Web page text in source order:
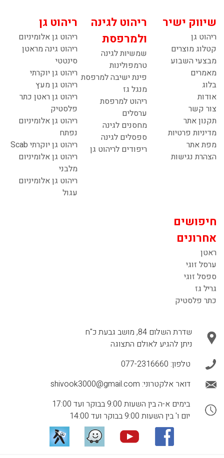
שיווק ישיר
ריהוט גן
קטלוג מוצרים
מבצעי השבוע
מאמרים
בלוג
אודות
צור קשר
תקנון אתר
מדיניות פרטיות
מפת אתר
הצהרת נגישות
ריהוט לגינה
ולמרפסת
שמשיות לגינה
טרמפולינות
פינת ישיבה למרפסת
מנגל גז
ריהוט למרפסת
ערסלים
מחסנים לגינה
ספסלים לגינה
ריפודים לריהוט גן
ריהוט גן
ריהוט גן אלומיניום
ריהוט גינה מראטן
סינטטי
ריהוט גן יוקרתי
ריהוט גן מעץ
ריהוט גן ראטן כתר
פלסטיק
ריהוט גן אלומיניום
נפתח
ריהוט גן יוקרתי Scab
ריהוט גן אלומיניום
מלבני
ריהוט גן אלומיניום
עגול
חיפושים
אחרונים
ראטן
ערסל זוגי
ספסל זוגי
גריל גז
כתר פלסטיק
שדרת השלום 84, מושב גבעת כ"ח
ניתן להגיע לאולם התצוגה
טלפון: 077-2316660
דואר אלקטרוני: shivook3000@gmail.com
בימים א-ה בין השעות 9:00 בבוקר ועד 17:00
יום ו' בין השעות 9:00 בבוקר ועד 14:00